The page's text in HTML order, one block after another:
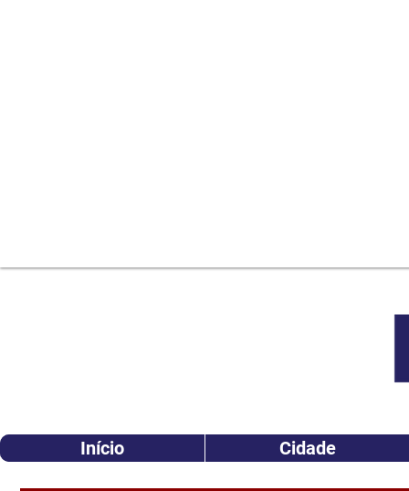
Início Cidade